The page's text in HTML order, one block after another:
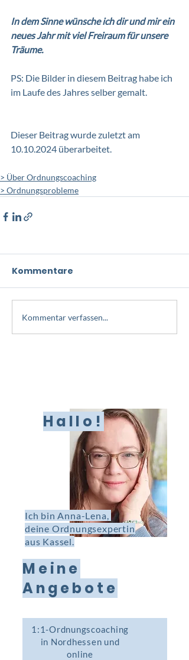
In dem Sinne wünsche ich dir und mir ein
neues Jahr mit viel Freiraum für unsere
Träume.
PS: Die Bilder in diesem Beitrag habe ich
im Laufe des Jahres selber gemalt.
Dieser Beitrag wurde zuletzt am
10.10.2024 überarbeitet.
> Über Ordnungscoaching
> Ordnungsprobleme
Kommentare
Kommentar verfassen...
Meine
Angebote
1:1-Ordnungscoaching
in Nordhessen und
online
Hallo!
Ich bin Anna-Lena,
deine Ordnungsexpertin
aus Kassel.